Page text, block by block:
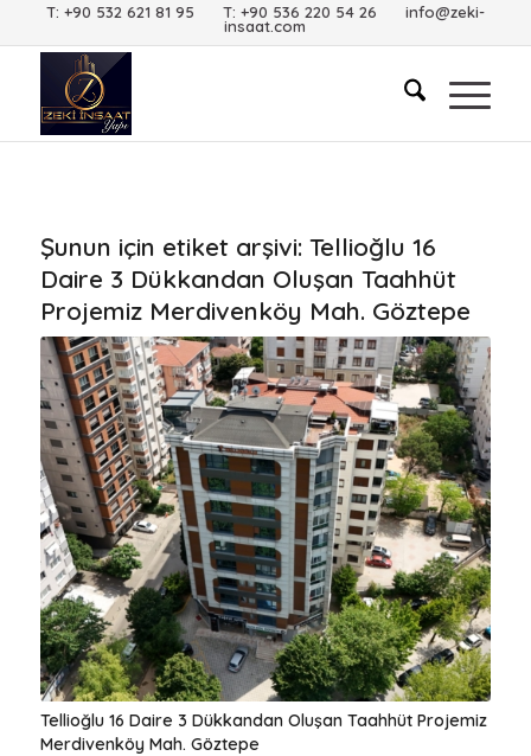
T: +90 532 621 81 95 T: +90 536 220 54 26 info@zeki-
insaat.com
Şunun için etiket arşivi: Tellioğlu 16
Daire 3 Dükkandan Oluşan Taahhüt
Projemiz Merdivenköy Mah. Göztepe
Tellioğlu 16 Daire 3 Dükkandan Oluşan Taahhüt Projemiz
Merdivenköy Mah. Göztepe